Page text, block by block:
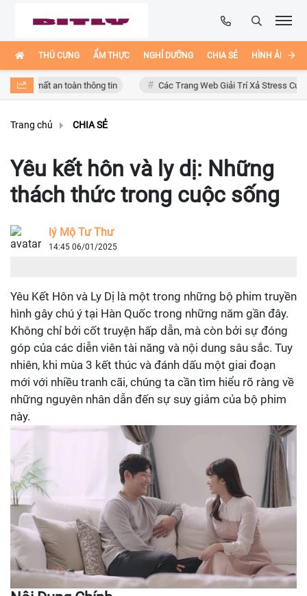
THÚ CƯNG ẨM THỰC NGHỈ DƯỠNG CHIA SẺ HÌNH ẢNH
an toàn thông tin Các Trang Web Giải Trí Xả Stress Cực Hay Ho
Trang chủ CHIA SẺ
Yêu kết hôn và ly dị: Những
thách thức trong cuộc sống
lý Mộ Tư Thư
14:45 06/01/2025
Yêu Kết Hôn và Ly Dị là một trong những bộ phim truyền
hình gây chú ý tại Hàn Quốc trong những năm gần đây.
Không chỉ bởi cốt truyện hấp dẫn, mà còn bởi sự đóng
góp của các diễn viên tài năng và nội dung sâu sắc. Tuy
nhiên, khi mùa 3 kết thúc và đánh dấu một giai đoạn
mới với nhiều tranh cãi, chúng ta cần tìm hiểu rõ ràng về
những nguyên nhân dẫn đến sự suy giảm của bộ phim
này.